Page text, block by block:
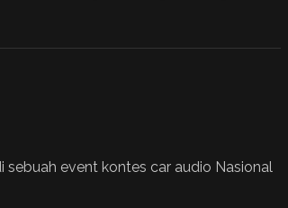
event kontes car audio Nasional